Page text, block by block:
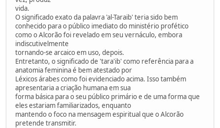
vida.
O significado exato da palavra 'al-Taraib' teria sido bem
conhecido para o público imediato do ministério profético
como o Alcorão foi revelado em seu vernáculo, embora
indiscutivelmente
tornando-se arcaico em uso, depois.
Entretanto, o significado de 'tara'ib' como referência para a
anatomia feminina é bem atestado por
Léxicos árabes como foi evidenciado acima. Isso também
apresentaria a criação humana em sua
forma básica para o seu público primário e de uma forma que
eles estariam familiarizados, enquanto
mantendo o foco na mensagem espiritual que o Alcorão
pretende transmitir.